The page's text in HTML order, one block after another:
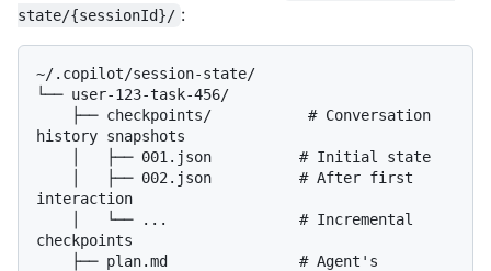
state/{sessionId}/ :
~/.copilot/session-state/
└── user-123-task-456/
history snapshots
interaction
checkpoints